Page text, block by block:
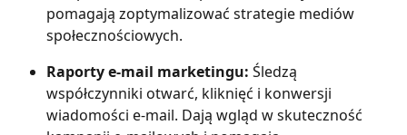
pomagają zoptymalizować strategie mediów
społecznościowych.
Raporty e-mail marketingu: Śledzą
współczynniki otwarć, kliknięć i konwersji
wiadomości e-mail. Dają wgląd w skuteczność